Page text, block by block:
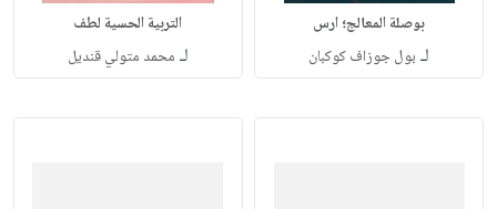
بوصلة المعالج؛ ارس
لـ بول جوزاف كوكبان
التربية الحسية لطف
لـ محمد متولي قنديل